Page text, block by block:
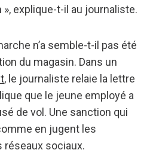
explique-t-il au journaliste.
n’a semble-t-il pas été
du magasin. Dans un
, le journaliste relaie la lettre
que le jeune employé a
de vol. Une sanction qui
en jugent les
sociaux.